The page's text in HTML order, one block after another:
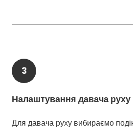
3
Налаштування давача руху
Для давача руху вибираємо